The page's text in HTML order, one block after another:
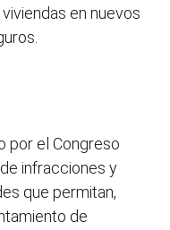
en nuevos
por el Congreso
infracciones y
que permitan,
de